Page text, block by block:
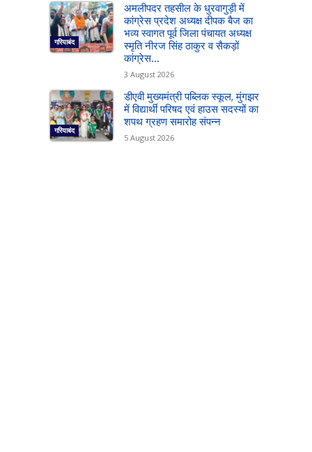
गरियाबंद
अमलीपदर तहसील के धुरवागुड़ी में
कांग्रेस प्रदेश अध्यक्ष दीपक बैज का
भव्य स्वागत पूर्व जिला पंचायत अध्यक्ष
स्मृति नीरज सिंह ठाकुर व सैकड़ों
कांग्रेस...
3 August 2026
गरियाबंद
डीएवी मुख्यमंत्री पब्लिक स्कूल, मुंगझर
में विद्यार्थी परिषद एवं हाउस सदस्यों का
शपथ ग्रहण समारोह संपन्न
5 August 2026